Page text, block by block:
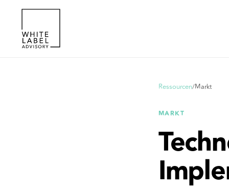
Ressourcen/Markt
MARKT